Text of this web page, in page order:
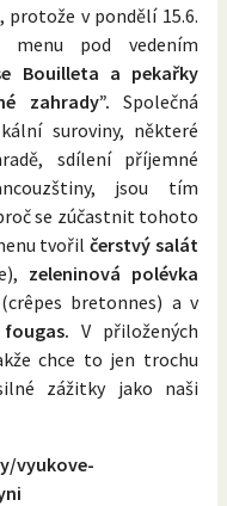
protože v pondělí 15.6.
menu pod vedením
Bouilleta a pekařky
zahrady”. Společná
suroviny, některé
sdílení příjemné
jsou tím
se zúčastnit tohoto
tvořilčerstvý salát
zeleninová polévka
(crêpes bretonnes) a v
V přiložených
chce to jen trochu
zážitky jako naši
vyukove-